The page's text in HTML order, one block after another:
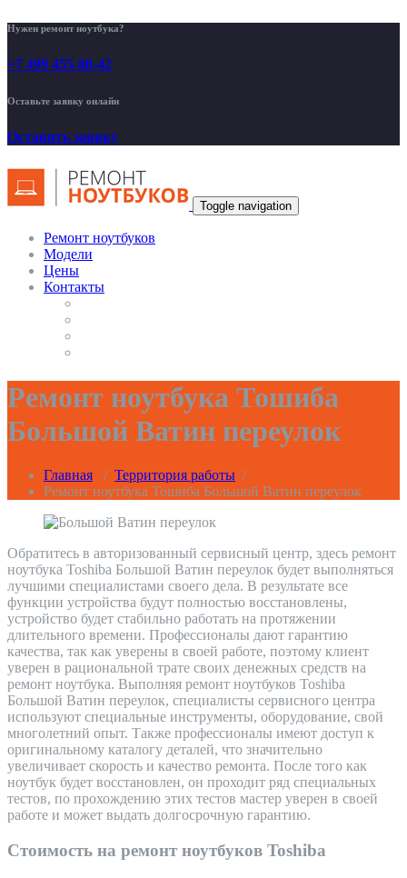
Нужен ремонт ноутбука?
+7 499 455-00-42
Оставьте заявку онлайн
Оставить заявку
Toggle navigation
Ремонт ноутбуков
Модели
Цены
Контакты
Ремонт ноутбука Тошиба
Большой Ватин переулок
Главная / Территория работы /
Ремонт ноутбука Тошиба Большой Ватин переулок
Обратитесь в авторизованный сервисный центр, здесь ремонт
ноутбука Toshiba Большой Ватин переулок будет выполняться
лучшими специалистами своего дела. В результате все
функции устройства будут полностью восстановлены,
устройство будет стабильно работать на протяжении
длительного времени. Профессионалы дают гарантию
качества, так как уверены в своей работе, поэтому клиент
уверен в рациональной трате своих денежных средств на
ремонт ноутбука. Выполняя ремонт ноутбуков Toshiba
Большой Ватин переулок, специалисты сервисного центра
используют специальные инструменты, оборудование, свой
многолетний опыт. Также профессионалы имеют доступ к
оригинальному каталогу деталей, что значительно
увеличивает скорость и качество ремонта. После того как
ноутбук будет восстановлен, он проходит ряд специальных
тестов, по прохождению этих тестов мастер уверен в своей
работе и может выдать долгосрочную гарантию.
Стоимость на ремонт ноутбуков Toshiba